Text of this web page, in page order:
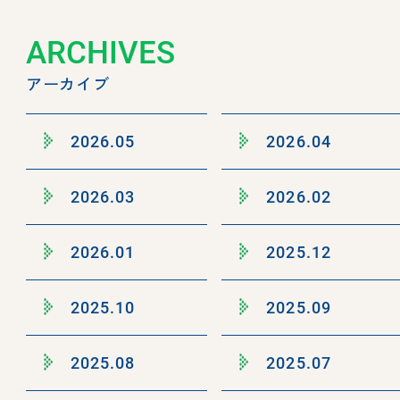
ARCHIVES
アーカイブ
2026.05 2026.04
2026.03 2026.02
2026.01 2025.12
2025.10 2025.09
2025.08 2025.07